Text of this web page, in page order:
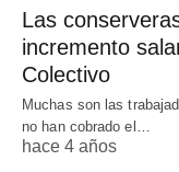
Las
incremento
Colectivo
Muchas son las
no han cobrado el…
hace 4 años